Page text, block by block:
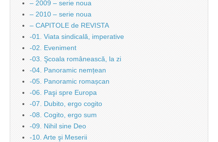
– 2009 – serie noua
– 2010 – serie noua
– CAPITOLE de REVISTA
-01. Viata sindicală, imperative
-02. Eveniment
-03. Şcoala românească, la zi
-04. Panoramic nemțean
-05. Panoramic romașcan
-06. Paşi spre Europa
-07. Dubito, ergo cogito
-08. Cogito, ergo sum
-09. Nihil sine Deo
-10. Arte şi Meserii